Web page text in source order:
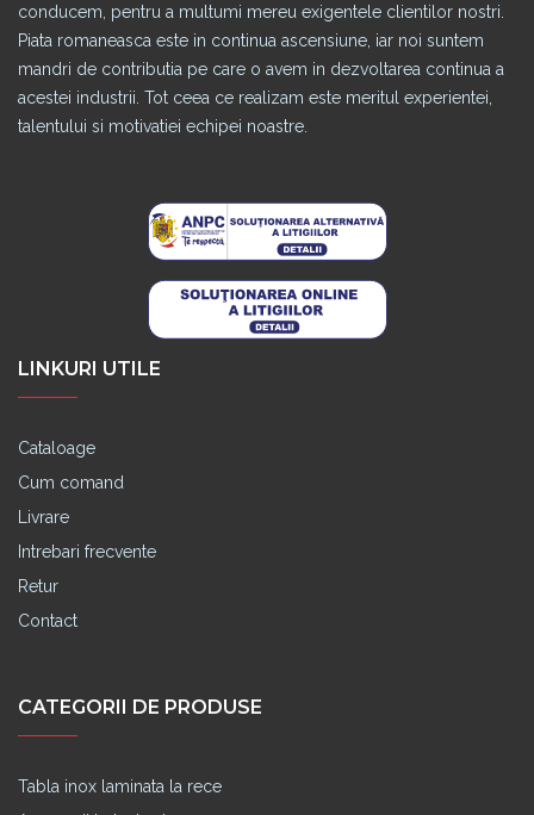
conducem, pentru a multumi mereu exigentele clientilor nostri.
Piata romaneasca este in continua ascensiune, iar noi suntem
mandri de contributia pe care o avem in dezvoltarea continua a
acestei industrii. Tot ceea ce realizam este meritul experientei,
talentului si motivatiei echipei noastre.
LINKURI UTILE
Cataloage
Cum comand
Livrare
Intrebari frecvente
Retur
Contact
CATEGORII DE PRODUSE
Tabla inox laminata la rece